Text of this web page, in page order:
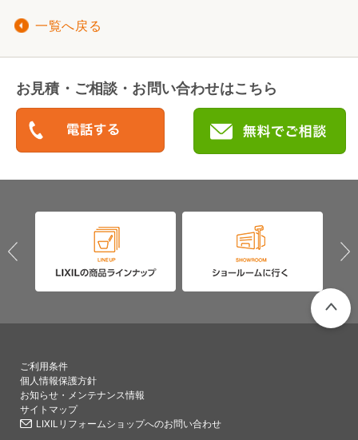
一覧へ戻る
お見積・ご相談・お問い合わせはこちら
ご利用条件
個人情報保護方針
お知らせ・メンテナンス情報
サイトマップ
LIXILリフォームショップへのお問い合わせ